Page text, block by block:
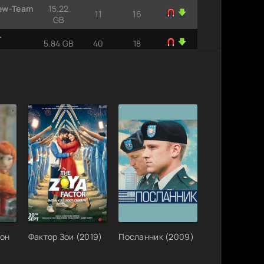
Team
15.22
GB
11 16
5.84 GB 40 18
10.4 GB 16 0
SDR,
63.5 GB 6 3
1,
34.7 GB 33 5
в
74 GB 13 1
Фактор Зои (2019) Посланник (2009)